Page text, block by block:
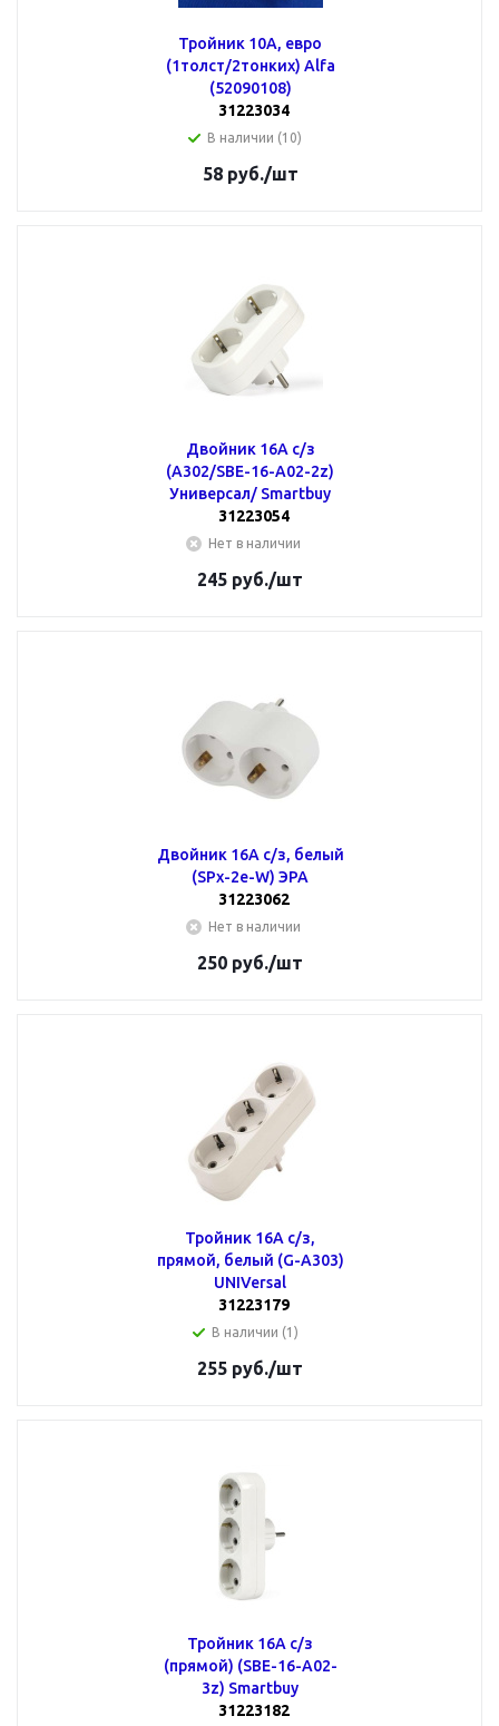
Тройник 10А, евро
(1толст/2тонких) Alfa
(52090108)
31223034
В наличии (10)
58руб./шт
Двойник 16А с/з
(А302/SBE-16-A02-2z)
Универсал/ Smartbuy
31223054
Нет в наличии
245 руб./шт
Двойник 16А с/з, белый
(SPx-2e-W) ЭРА
31223062
Нет в наличии
250 руб./шт
Тройник 16А с/з,
прямой, белый (G-A303)
UNIVersal
31223179
В наличии (1)
255 руб./шт
Тройник 16А с/з
(прямой) (SBE-16-A02-
3z) Smartbuy
31223182